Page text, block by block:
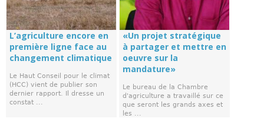
L’agriculture encore en
première ligne face au
changement climatique
Le Haut Conseil pour le climat
(HCC) vient de publier son
dernier rapport. Il dresse un
constat ...
«Un projet stratégique
à partager et mettre en
oeuvre sur la
mandature»
Le bureau de la Chambre
d'agriculture a travaillé sur ce
que seront les grands axes et
les ...